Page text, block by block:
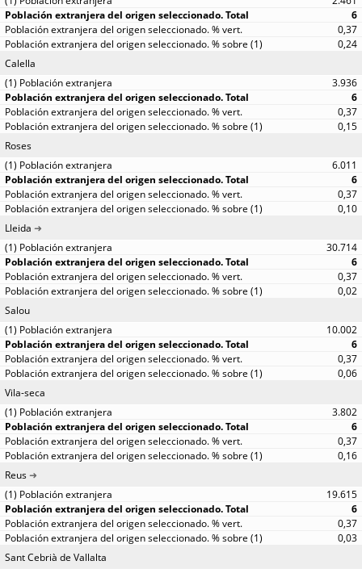
6
0,37
0,24
Calella
3.936
6
0,37
0,15
Roses
6.011
6
0,37
0,10
Lleida
30.714
6
0,37
0,02
Salou
10.002
6
0,37
0,06
Vila-seca
3.802
6
0,37
0,16
Reus
19.615
6
0,37
0,03
Sant Cebrià de Vallalta